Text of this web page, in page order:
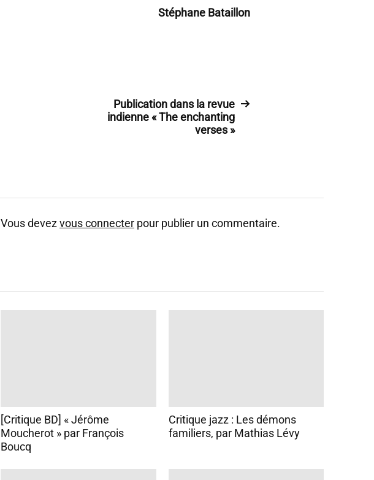
Stéphane Bataillon
Publication dans la revue
indienne « The enchanting
verses »
Vous devezvous connecter pour publier un commentaire.
[Critique BD] « Jérôme
Moucherot » par François
Boucq
Critique jazz : Les démons
familiers, par Mathias Lévy